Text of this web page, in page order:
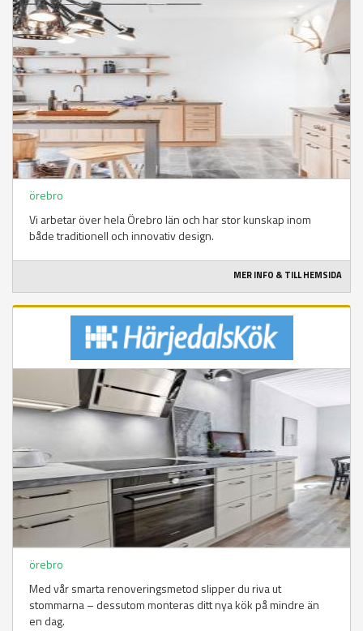
örebro
Vi arbetar över hela Örebro län och har stor kunskap inom
både traditionell och innovativ design.
MER INFO & TILL HEMSIDA
örebro
Med vår smarta renoveringsmetod slipper du riva ut
stommarna – dessutom monteras ditt nya kök på mindre än
en dag.